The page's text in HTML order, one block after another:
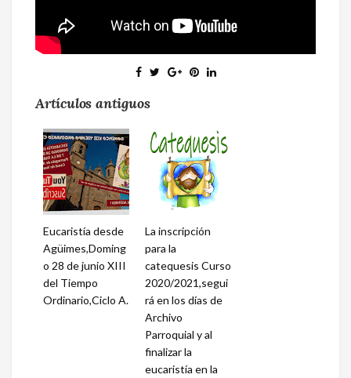
Artículos antiguos
Eucaristía desde
Agüimes,Doming
o 28 de junio XIII
del Tiempo
Ordinario,Ciclo A.
La inscripción
para la
catequesis Curso
2020/2021,segui
rá en los días de
Archivo
Parroquial y al
finalizar la
eucaristía en la